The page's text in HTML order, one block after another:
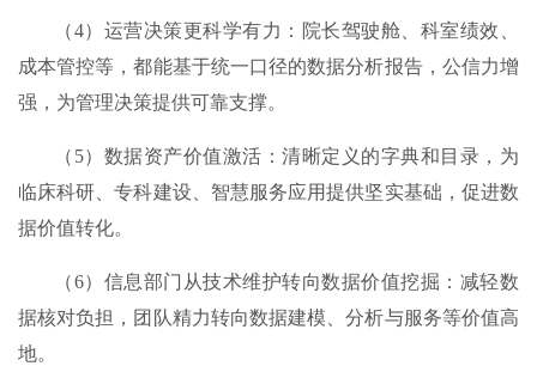
（4）运营决策更科学有力：院长驾驶舱、科室绩效、
成本管控等，都能基于统一口径的数据分析报告，公信力增
强，为管理决策提供可靠支撑。
（5）数据资产价值激活：清晰定义的字典和目录，为
临床科研、专科建设、智慧服务应用提供坚实基础，促进数
据价值转化。
（6）信息部门从技术维护转向数据价值挖掘：减轻数
据核对负担，团队精力转向数据建模、分析与服务等价值高
地。